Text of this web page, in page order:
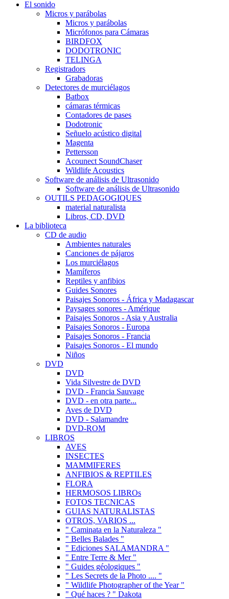
El sonido
Micros y parábolas
Micros y parábolas
Micrófonos para Cámaras
BIRDFOX
DODOTRONIC
TELINGA
Registradors
Grabadoras
Detectores de murciélagos
Batbox
cámaras térmicas
Contadores de pases
Dodotronic
Señuelo acústico digital
Magenta
Pettersson
Acounect SoundChaser
Wildlife Acoustics
Software de análisis de Ultrasonido
Software de análisis de Ultrasonido
OUTILS PEDAGOGIQUES
material naturalista
Libros, CD, DVD
La biblioteca
CD de audio
Ambientes naturales
Canciones de pájaros
Los murciélagos
Mamíferos
Reptiles y anfibios
Guides Sonores
Paisajes Sonoros - África y Madagascar
Paysages sonores - Amérique
Paisajes Sonoros - Asia y Australia
Paisajes Sonoros - Europa
Paisajes Sonoros - Francia
Paisajes Sonoros - El mundo
Niños
DVD
DVD
Vida Silvestre de DVD
DVD - Francia Sauvage
DVD - en otra parte...
Aves de DVD
DVD - Salamandre
DVD-ROM
LIBROS
AVES
INSECTES
MAMMIFERES
ANFIBIOS & REPTILES
FLORA
HERMOSOS LIBROs
FOTOS TECNICAS
GUIAS NATURALISTAS
OTROS, VARIOS ...
" Caminata en la Naturaleza "
" Belles Balades "
" Ediciones SALAMANDRA "
" Entre Terre & Mer "
" Guides géologiques "
" Les Secrets de la Photo .... "
" Wildlife Photographer of the Year "
" Qué haces ? " Dakota